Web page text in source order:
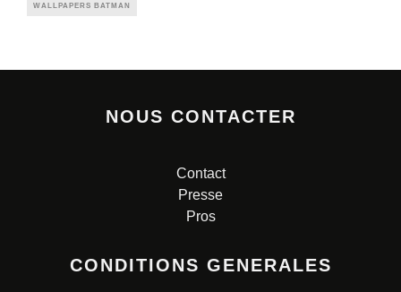
WALLPAPERS BATMAN
NOUS CONTACTER
Contact
Presse
Pros
CONDITIONS GENERALES